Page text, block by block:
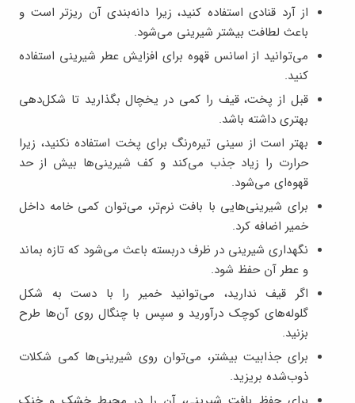
از آرد قنادی استفاده کنید، زیرا دانه‌بندی آن ریزتر است و
باعث لطافت بیشتر شیرینی می‌شود.
می‌توانید از اسانس قهوه برای افزایش عطر شیرینی استفاده
کنید.
قبل از پخت، قیف را کمی در یخچال بگذارید تا شکل‌دهی
بهتری داشته باشد.
بهتر است از سینی تیره‌رنگ برای پخت استفاده نکنید، زیرا
حرارت را زیاد جذب می‌کند و کف شیرینی‌ها بیش از حد
قهوه‌ای می‌شود.
برای شیرینی‌هایی با بافت نرم‌تر، می‌توان کمی خامه داخل
خمیر اضافه کرد.
نگهداری شیرینی در ظرف دربسته باعث می‌شود که تازه بماند
و عطر آن حفظ شود.
اگر قیف ندارید، می‌توانید خمیر را با دست به شکل
گلوله‌های کوچک درآورید و سپس با چنگال روی آن‌ها طرح
بزنید.
برای جذابیت بیشتر، می‌توان روی شیرینی‌ها کمی شکلات
ذوب‌شده بریزید.